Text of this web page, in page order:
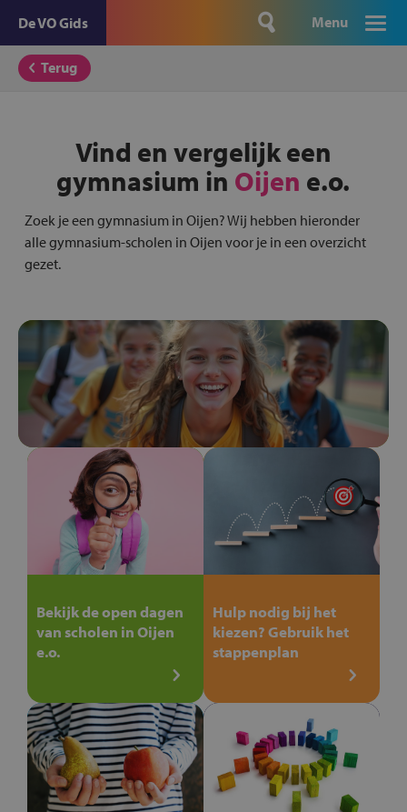
De VO Gids Menu
Terug
Vind en vergelijk een
gymnasium in Oijen e.o.
Zoek je een gymnasium in Oijen? Wij hebben hieronder
alle gymnasium-scholen in Oijen voor je in een overzicht
gezet.
Bekijk de open dagen
van scholen in Oijen
e.o.
Hulp nodig bij het
kiezen? Gebruik het
stappenplan